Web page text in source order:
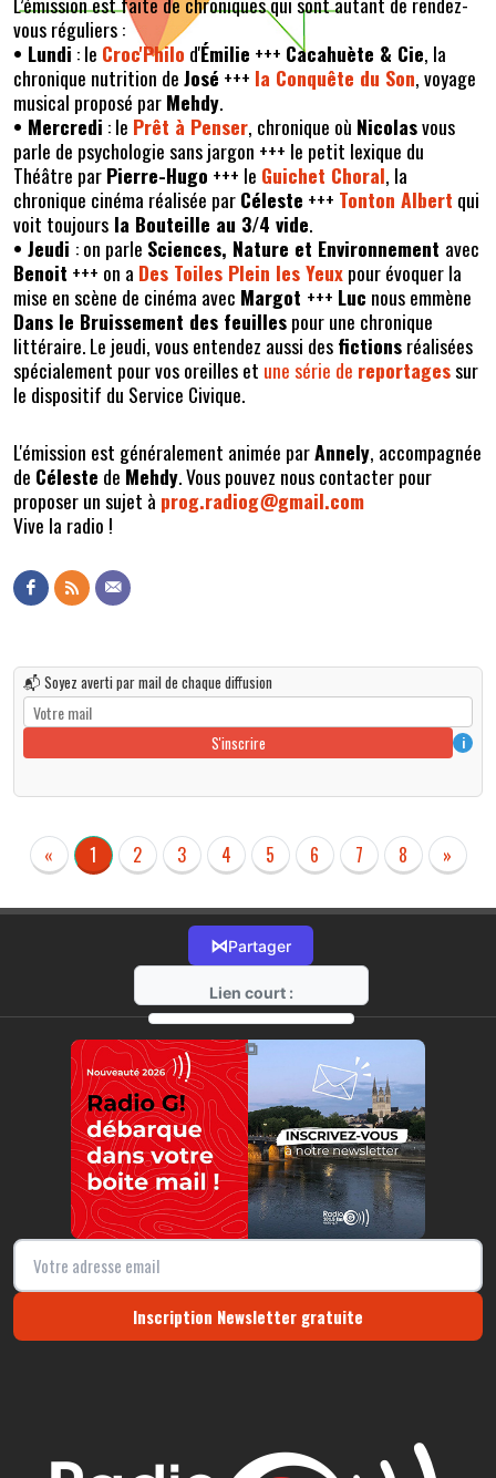
vous réguliers :
• Lundi : le Croc'Philo d'Émilie +++ Cacahuète & Cie, la
chronique nutrition deJosé +++ la Conquête du Son, voyage
musical proposé parMehdy.
• Mercredi : le Prêt à Penser, chronique où Nicolasvous
parle de psychologie sans jargon +++ le petit lexique du
Théâtre parPierre-Hugo +++ le Guichet Choral, la
chronique cinéma réalisée parCéleste +++ Tonton Albert qui
voit toujours la Bouteille au 3/4 vide.
• Jeudi : on parle Sciences, Nature et Environnement avec
Benoit +++ on a Des Toiles Plein les Yeuxpour évoquer la
mise en scène de cinéma avec Margot +++ Luc nous emmène
Dans le Bruissement des feuillespour une chronique
littéraire. Le jeudi, vous entendez aussi desfictionsréalisées
spécialement pour vos oreilles et une série de reportagessur
le dispositif du Service Civique.
L'émission est généralement animée parAnnely, accompagnée
de Céleste de Mehdy. Vous pouvez nous contacter pour
proposer un sujet à prog.radiog@gmail.com
Vive la radio !
📬 Soyez averti par mail de chaque diffusion
S'inscrire i
« 1 2 3 4 5 6 7 8 »
⋈Partager
Lien court :
https://radio-g.fr?r7
⧉
Inscription Newsletter gratuite